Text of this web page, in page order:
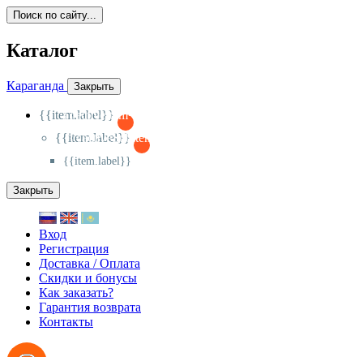
Поиск по сайту...
Каталог
Караганда Закрыть
{{item.label}}
{{activeItem==item.id?'-
{{item.label}}
{{activeSubitem==item.id?'-
{{item.label}}
Закрыть
Вход
Регистрация
Доставка / Оплата
Скидки и бонусы
Как заказать?
Гарантия возврата
Контакты